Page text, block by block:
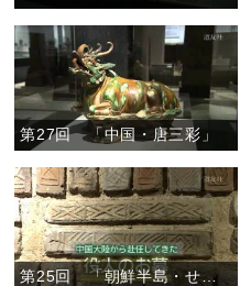
第27回 「中国・唐三彩」
第25回 「朝鮮半島・せん室墓」